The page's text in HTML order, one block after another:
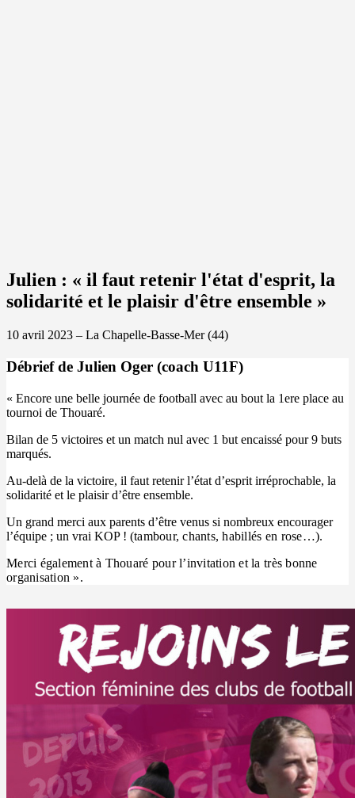
Julien : « il faut retenir l'état d'esprit, la
solidarité et le plaisir d'être ensemble »
10 avril 2023 – La Chapelle-Basse-Mer (44)
Débrief de Julien Oger (coach U11F)
« Encore une belle journée de football avec au bout la 1ere place au
tournoi de Thouaré.
Bilan de 5 victoires et un match nul avec 1 but encaissé pour 9 buts
marqués.
Au-delà de la victoire, il faut retenir l’état d’esprit irréprochable, la
solidarité et le plaisir d’être ensemble.
Un grand merci aux parents d’être venus si nombreux encourager
l’équipe ; un vrai KOP ! (tambour, chants, habillés en rose…).
Merci également à Thouaré pour l’invitation et la très bonne
organisation ».